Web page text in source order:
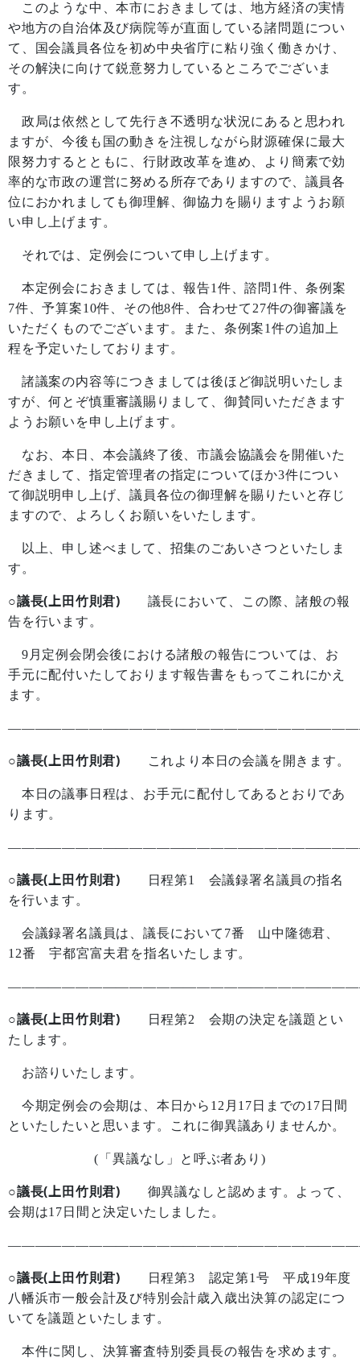
このような中、本市におきましては、地方経済の実情
や地方の自治体及び病院等が直面している諸問題につい
て、国会議員各位を初め中央省庁に粘り強く働きかけ、
その解決に向けて鋭意努力しているところでございま
す。
政局は依然として先行き不透明な状況にあると思われ
ますが、今後も国の動きを注視しながら財源確保に最大
限努力するとともに、行財政改革を進め、より簡素で効
率的な市政の運営に努める所存でありますので、議員各
位におかれましても御理解、御協力を賜りますようお願
い申し上げます。
それでは、定例会について申し上げます。
本定例会におきましては、報告1 件、諮問 1 件、条例案
7件、予算案10件、その他8件、合わせて 27件の御審議を
いただくものでございます。また、条例案1件の追加上
程を予定いたしております。
諸議案の内容等につきましては後ほど御説明いたしま
すが、何とぞ慎重審議賜りまして、御賛同いただきます
ようお願いを申し上げます。
なお、本日、本会議終了後、市議会協議会を開催いた
だきまして、指定管理者の指定についてほか3件につい
て御説明申し上げ、議員各位の御理解を賜りたいと存じ
ますので、よろしくお願いをいたします。
以上、申し述べまして、招集のごあいさつといたしま
す。
○議長(上田竹則君)
議長において、この際、諸般の報
告を行います。
9 月定例会閉会後における諸般の報告については、お
手元に配付いたしております報告書をもってこれにかえ
ます。
○議長(上田竹則君) これより本日の会議を開きます。
本日の議事日程は、お手元に配付してあるとおりであ
ります。
○議長(上田竹則君) 日程第1
会議録署名議員の指名
を行います。
会議録署名議員は、議長において 7番 山中隆徳君、
12番 宇都宮富夫君を指名いたします。
○議長(上田竹則君) 日程第2
会期の決定を議題とい
たします。
お諮りいたします。
今期定例会の会期は、本日から 12 月 17 日までの17 日間
といたしたいと思います。これに御異議ありませんか。
( 「異議なし」と呼ぶ者あり )
○議長(上田竹則君)
御異議なしと認めます。よって、
会期は17 日間と決定いたしました。
○議長(上田竹則君) 日程第3 認定第1 号 平成19年度
八幡浜市一般会計及び特別会計歳入歳出決算の認定につ
いてを議題といたします。
本件に関し、決算審査特別委員長の報告を求めます。